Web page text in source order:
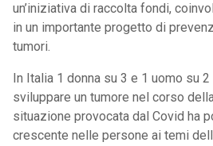
un’iniziativa di raccolta fondi,
in un importante progetto di
tumori.
In Italia 1 donna su 3 e 1 uomo su
sviluppare un tumore nel corso
situazione provocata dal Covid ha
crescente nelle persone ai temi